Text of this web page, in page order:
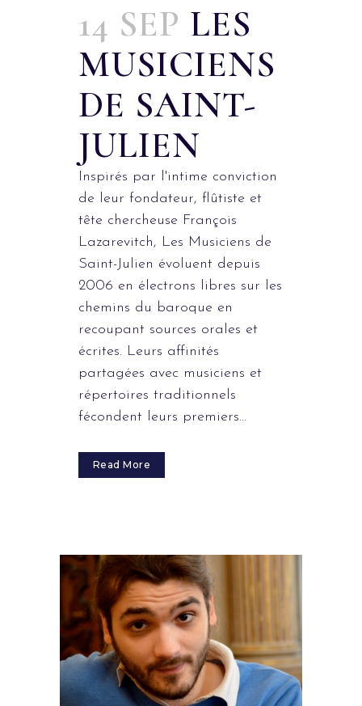
14 SEP LES
MUSICIENS
DE SAINT-
JULIEN
Inspirés par l'intime conviction
de leur fondateur, flûtiste et
tête chercheuse François
Lazarevitch, Les Musiciens de
Saint-Julien évoluent depuis
2006 en électrons libres sur les
chemins du baroque en
recoupant sources orales et
écrites. Leurs affinités
partagées avec musiciens et
répertoires traditionnels
fécondent leurs premiers...
Read More